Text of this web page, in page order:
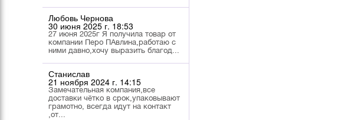
Любовь Чернова
30 июня 2025 г. 18:53
27 июня 2025г Я получила товар от
компании Перо ПАвлина,работаю с
ними давно,хочу выразить благод...
Станислав
21 ноября 2024 г. 14:15
Замечательная компания,все
доставки чётко в срок,упаковывают
грамотно, всегда идут на контакт
,от...